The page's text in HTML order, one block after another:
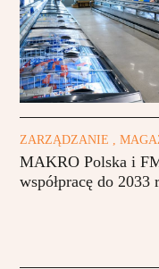
ZARZĄDZANIE ,
MAKRO Polska i
współpracę do 2033